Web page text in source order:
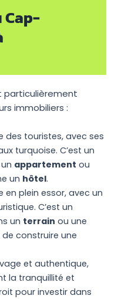
Cap-
particulièrement
immobiliers :
des touristes, avec ses
turquoise. C’est un
appartement ou
un hôtel.
en plein essor, avec un
C’est un
un terrain ou une
construire une
et authentique,
la tranquillité et
pour investir dans